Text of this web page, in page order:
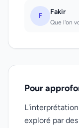
F Fakir
Pour
exploré par